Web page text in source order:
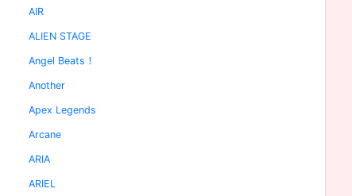
AIR
ALIEN STAGE
Angel Beats！
Another
Apex Legends
Arcane
ARIA
ARIEL